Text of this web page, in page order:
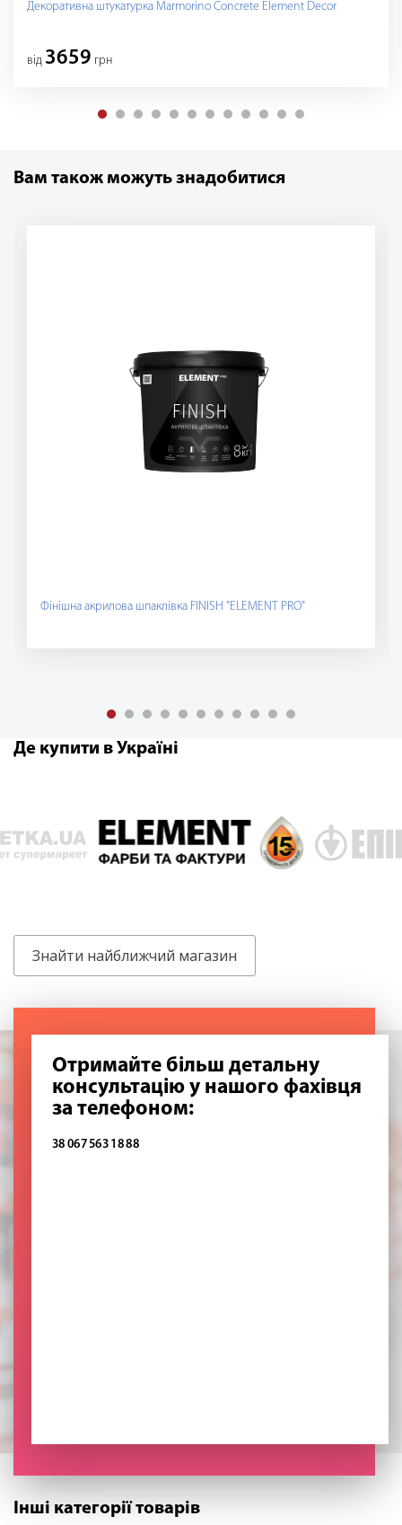
Декоративна штукатурка Mаrmorino Concrete Element Decor
вiд 3659 грн
Вам також можуть знадобитися
Фінішна акрилова шпаклівка FINISH "ELEMENT PRО"
Де купити в Україні
Знайти найближчий магазин
Отримайте більш детальну
консультацію у нашого фахівця
за телефоном:
38 067 563 18 88
Інші категорії товарів